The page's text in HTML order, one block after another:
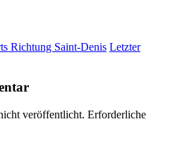
Richtung Saint-Denis Letzter
veröffentlicht. Erforderliche